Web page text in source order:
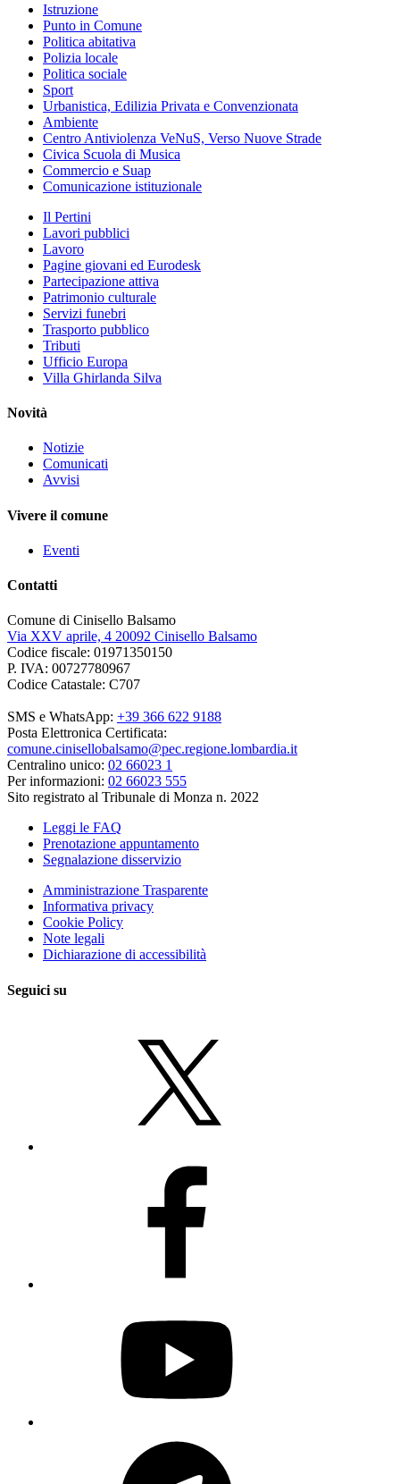
Istruzione
Punto in Comune
Politica abitativa
Polizia locale
Politica sociale
Sport
Urbanistica, Edilizia Privata e Convenzionata
Ambiente
Centro Antiviolenza VeNuS, Verso Nuove Strade
Civica Scuola di Musica
Commercio e Suap
Comunicazione istituzionale
Il Pertini
Lavori pubblici
Lavoro
Pagine giovani ed Eurodesk
Partecipazione attiva
Patrimonio culturale
Servizi funebri
Trasporto pubblico
Tributi
Ufficio Europa
Villa Ghirlanda Silva
Novità
Notizie
Comunicati
Avvisi
Vivere il comune
Eventi
Contatti
Comune di Cinisello Balsamo
Via XXV aprile, 4 20092 Cinisello Balsamo
Codice fiscale: 01971350150
P. IVA: 00727780967
Codice Catastale: C707
SMS e WhatsApp: +39 366 622 9188
Posta Elettronica Certificata:
comune.cinisellobalsamo@pec.regione.lombardia.it
Centralino unico: 02 66023 1
Per informazioni: 02 66023 555
Sito registrato al Tribunale di Monza n. 2022
Leggi le FAQ
Prenotazione appuntamento
Segnalazione disservizio
Amministrazione Trasparente
Informativa privacy
Cookie Policy
Note legali
Dichiarazione di accessibilità
Seguici su